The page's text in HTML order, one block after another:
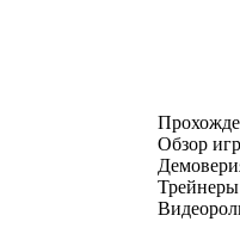
Обзор